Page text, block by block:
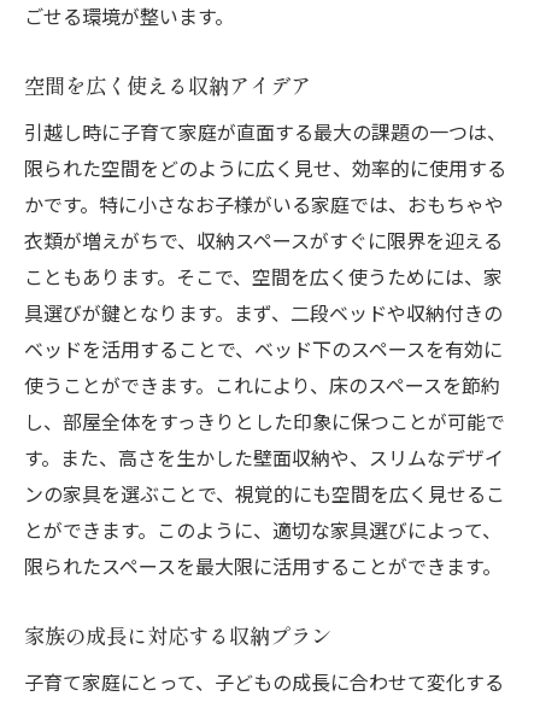
ごせる環境が整います。
空間を広く使える収納アイデア
引越し時に子育て家庭が直面する最大の課題の一つは、
限られた空間をどのように広く見せ、効率的に使用する
かです。特に小さなお子様がいる家庭では、おもちゃや
衣類が増えがちで、収納スペースがすぐに限界を迎える
こともあります。そこで、空間を広く使うためには、家
具選びが鍵となります。まず、二段ベッドや収納付きの
ベッドを活用することで、ベッド下のスペースを有効に
使うことができます。これにより、床のスペースを節約
し、部屋全体をすっきりとした印象に保つことが可能で
す。また、高さを生かした壁面収納や、スリムなデザイ
ンの家具を選ぶことで、視覚的にも空間を広く見せるこ
とができます。このように、適切な家具選びによって、
限られたスペースを最大限に活用することができます。
家族の成長に対応する収納プラン
子育て家庭にとって、子どもの成長に合わせて変化する